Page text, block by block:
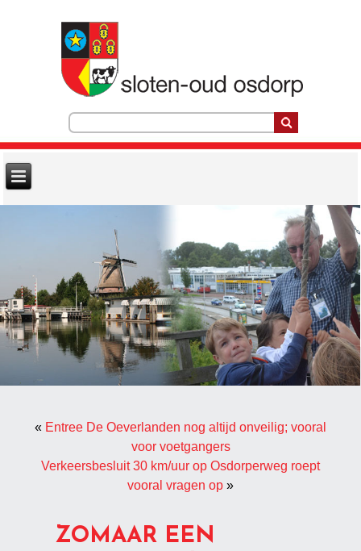
« Entree De Oeverlanden nog altijd onveilig; vooral
voor voetgangers
Verkeersbesluit 30 km/uur op Osdorperweg roept
vooral vragen op »
ZOMAAR EEN